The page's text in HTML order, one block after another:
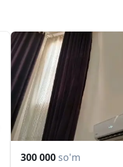
300 000 so'm